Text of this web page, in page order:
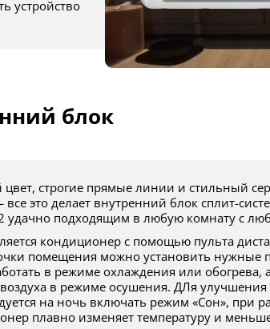
блок
это делает внутренний блок сплит-
удачно подходящим в любую комнату с
помещения можно установить нужные
в режиме охлаждения или
воздуха в режиме осушения. ДЛя улучшения
на ночь включать режим «Сон», при
плавно изменяет температуру и